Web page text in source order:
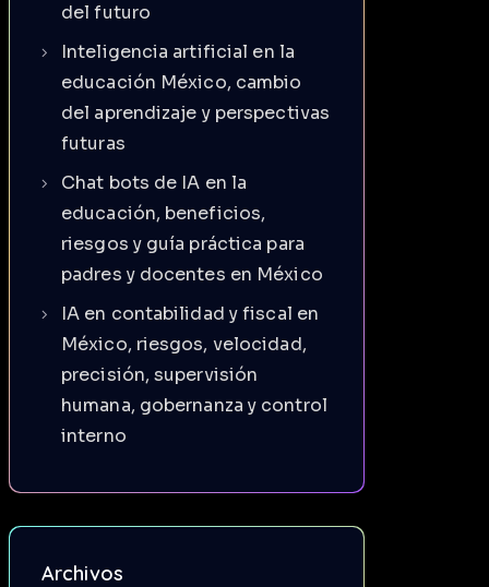
del futuro
Inteligencia artificial en la
educación México, cambio
del aprendizaje y perspectivas
futuras
Chat bots de IA en la
educación, beneficios,
riesgos y guía práctica para
padres y docentes en México
IA en contabilidad y fiscal en
México, riesgos, velocidad,
precisión, supervisión
humana, gobernanza y control
interno
Archivos